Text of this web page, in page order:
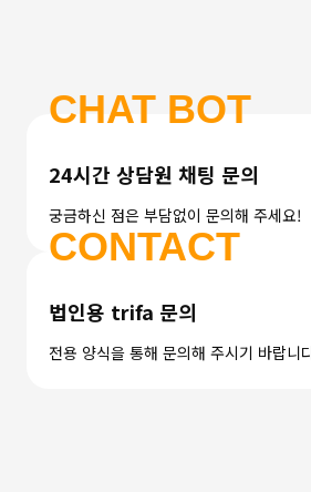
CHAT BOT
24시간 상담원 채팅 문의
궁금하신 점은 부담없이 문의해 주세요!
CONTACT
법인용 trifa 문의
전용 양식을 통해 문의해 주시기 바랍니